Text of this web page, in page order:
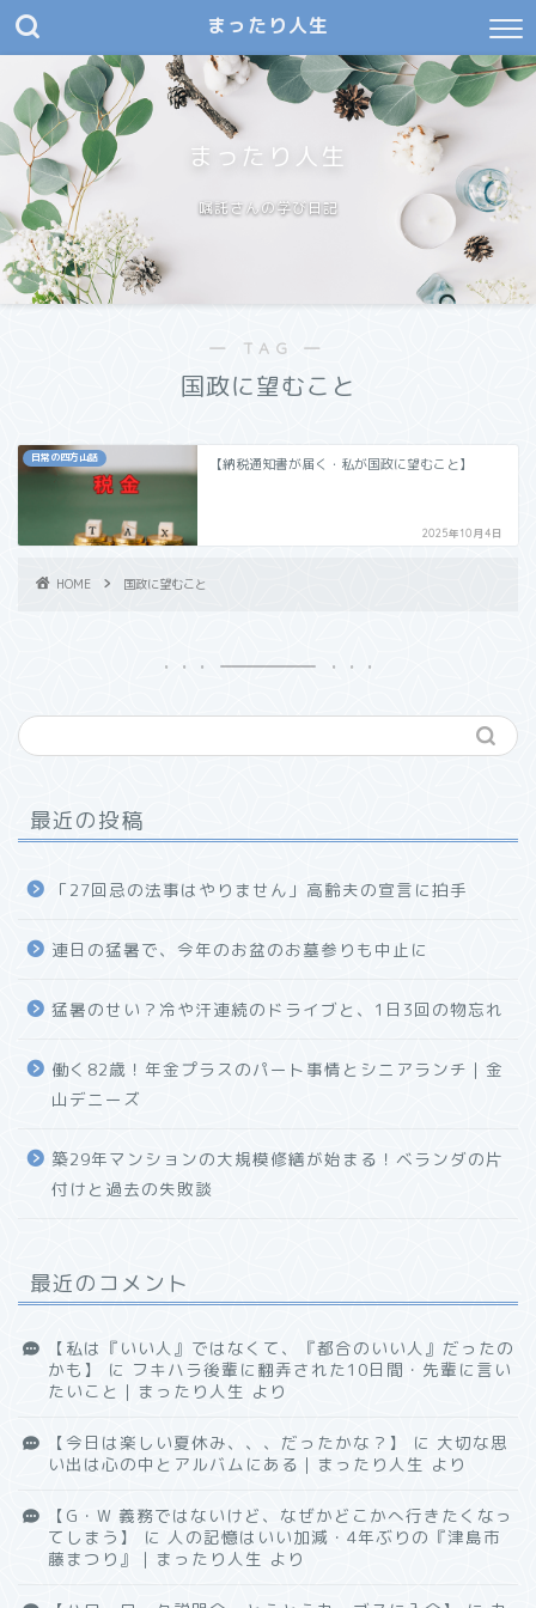
まったり人生
まったり人生
嘱託さんの学び日記
― TAG ―
国政に望むこと
日常の四方山話 【納税通知書が届く・私が国政に望むこと】
2025年10月4日
HOME 国政に望むこと
最近の投稿
「27回忌の法事はやりません」高齢夫の宣言に拍手
連日の猛暑で、今年のお盆のお墓参りも中止に
猛暑のせい？冷や汗連続のドライブと、1日3回の物忘れ
働く82歳！年金プラスのパート事情とシニアランチ｜金
山デニーズ
築29年マンションの大規模修繕が始まる！ベランダの片
付けと過去の失敗談
最近のコメント
【私は『いい人』ではなくて、『都合のいい人』だったの
かも】
に フキハラ後輩に翻弄された10日間・先輩に言い
たいこと｜まったり人生 より
【今日は楽しい夏休み、、、だったかな？】 に 大切な思
い出は心の中とアルバムにある｜まったり人生 より
【G・W 義務ではないけど、なぜかどこかへ行きたくなっ
てしまう】
に 人の記憶はいい加減・4年ぶりの『津島市
藤まつり』｜まったり人生 より